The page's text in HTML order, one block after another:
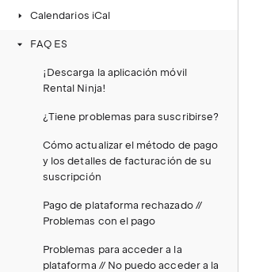
Calendarios iCal
FAQ ES
¡Descarga la aplicación móvil
Rental Ninja!
¿Tiene problemas para suscribirse?
Cómo actualizar el método de pago
y los detalles de facturación de su
suscripción
Pago de plataforma rechazado //
Problemas con el pago
Problemas para acceder a la
plataforma // No puedo acceder a la